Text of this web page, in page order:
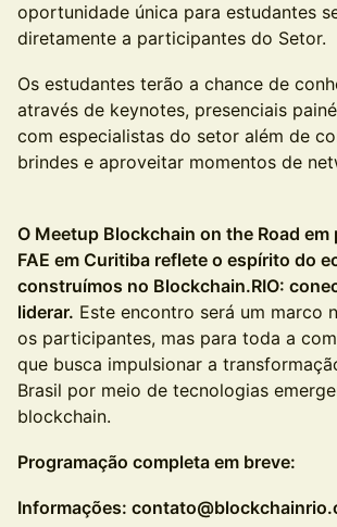
oportunidade única para estudantes
diretamente a participantes do Setor.
Os estudantes terão a chance de
através de keynotes, presenciais
com especialistas do setor além de
brindes e aproveitar momentos de
O Meetup Blockchain on the Road em
FAE em Curitiba reflete o espírito do
construímos no Blockchain.RIO:
liderar. Este encontro será um marco
os participantes, mas para toda a
que busca impulsionar a
Brasil por meio de tecnologias
blockchain.
Programação completa em breve:
Informações: